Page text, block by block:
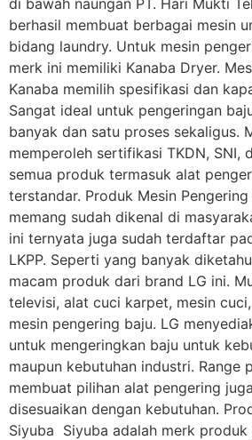
di bawah naungan PT. Hari Mukti
berhasil membuat berbagai mesin
bidang laundry. Untuk mesin
merk ini memiliki Kanaba Dryer.
Kanaba memilih spesifikasi dan
Sangat ideal untuk pengeringan
banyak dan satu proses sekaligus.
memperoleh sertifikasi TKDN, SNI,
semua produk termasuk alat
terstandar. Produk Mesin
memang sudah dikenal di
ini ternyata juga sudah terdaftar
LKPP. Seperti yang banyak
macam produk dari brand LG ini.
televisi, alat cuci karpet, mesin
mesin pengering baju. LG
untuk mengeringkan baju untuk
maupun kebutuhan industri. Range
membuat pilihan alat pengering
disesuaikan dengan kebutuhan.
Siyuba Siyuba adalah merk produk